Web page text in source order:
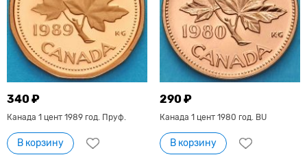
340 ₽
Канада 1 цент 1989 год. Пруф.
В корзину
290 ₽
Канада 1 цент 1980 год. BU
В корзину